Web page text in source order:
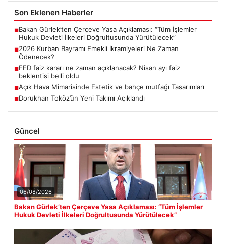
Son Eklenen Haberler
■Bakan Gürlek’ten Çerçeve Yasa Açıklaması: “Tüm İşlemler
Hukuk Devleti İlkeleri Doğrultusunda Yürütülecek”
■2026 Kurban Bayramı Emekli İkramiyeleri Ne Zaman
Ödenecek?
■FED faiz kararı ne zaman açıklanacak? Nisan ayı faiz
beklentisi belli oldu
■Açık Hava Mimarisinde Estetik ve bahçe mutfağı Tasarımları
■Dorukhan Toköz’ün Yeni Takımı Açıklandı
Güncel
06/08/2026
Bakan Gürlek’ten Çerçeve Yasa Açıklaması: “Tüm İşlemler
Hukuk Devleti İlkeleri Doğrultusunda Yürütülecek”